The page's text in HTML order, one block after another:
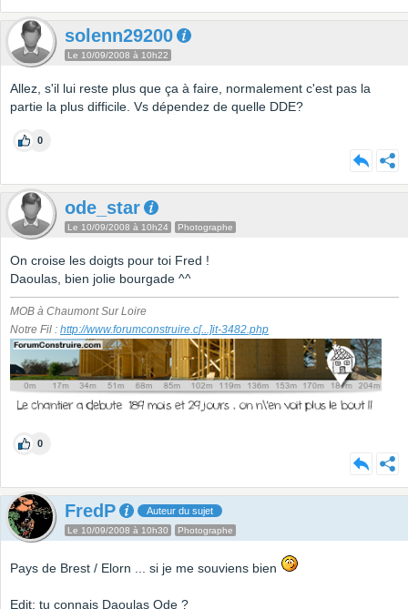
solenn29200
Le 10/09/2008 à 10h22
Allez, s'il lui reste plus que ça à faire, normalement c'est pas la
partie la plus difficile. Vs dépendez de quelle DDE?
0
ode_star
Le 10/09/2008 à 10h24 Photographe
On croise les doigts pour toi Fred !
Daoulas, bien jolie bourgade ^^
MOB à Chaumont Sur Loire
Notre Fil : http://www.forumconstruire.c[...]it-3482.php
0
FredP Auteur du sujet
Le 10/09/2008 à 10h30 Photographe
Pays de Brest / Elorn ... si je me souviens bien
Edit: tu connais Daoulas Ode ?